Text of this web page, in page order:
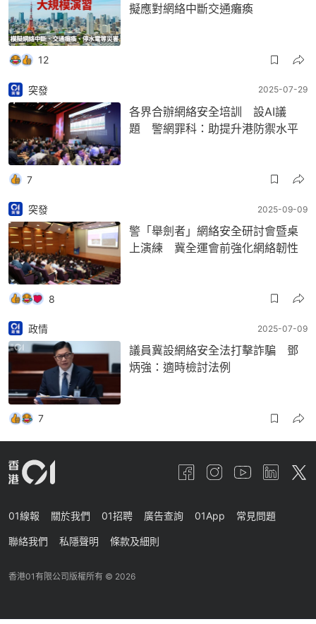
擬應對網絡中斷交通癱瘓
12
突發 2025-07-29
各界合辦網絡安全培訓 設AI議
題 警網罪科：助提升港防禦水平
7
突發 2025-09-09
警「舉劍者」網絡安全研討會暨桌
上演練 冀全運會前強化網絡韌性
8
政情 2025-07-09
議員冀設網絡安全法打擊詐騙 鄧
炳強：適時檢討法例
7
01線報 關於我們 01招聘 廣告查詢 01App 常見問題
聯絡我們 私隱聲明 條款及細則
香港01有限公司版權所有 © 2026